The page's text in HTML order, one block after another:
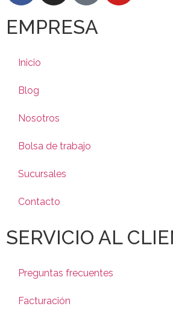
EMPRESA
Inicio
Blog
Nosotros
Bolsa de trabajo
Sucursales
Contacto
SERVICIO AL
Preguntas frecuentes
Facturación